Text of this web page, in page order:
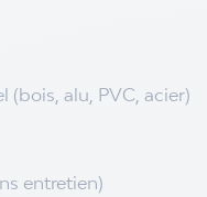
(bois, alu, PVC, acier)
entretien)